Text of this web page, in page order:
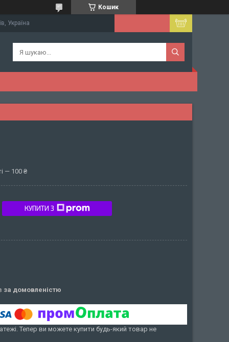
Кошик
Україна
— 100 ₴
КУПИТИ З
за домовленістю
Тепер ви можете купити будь-який товар не